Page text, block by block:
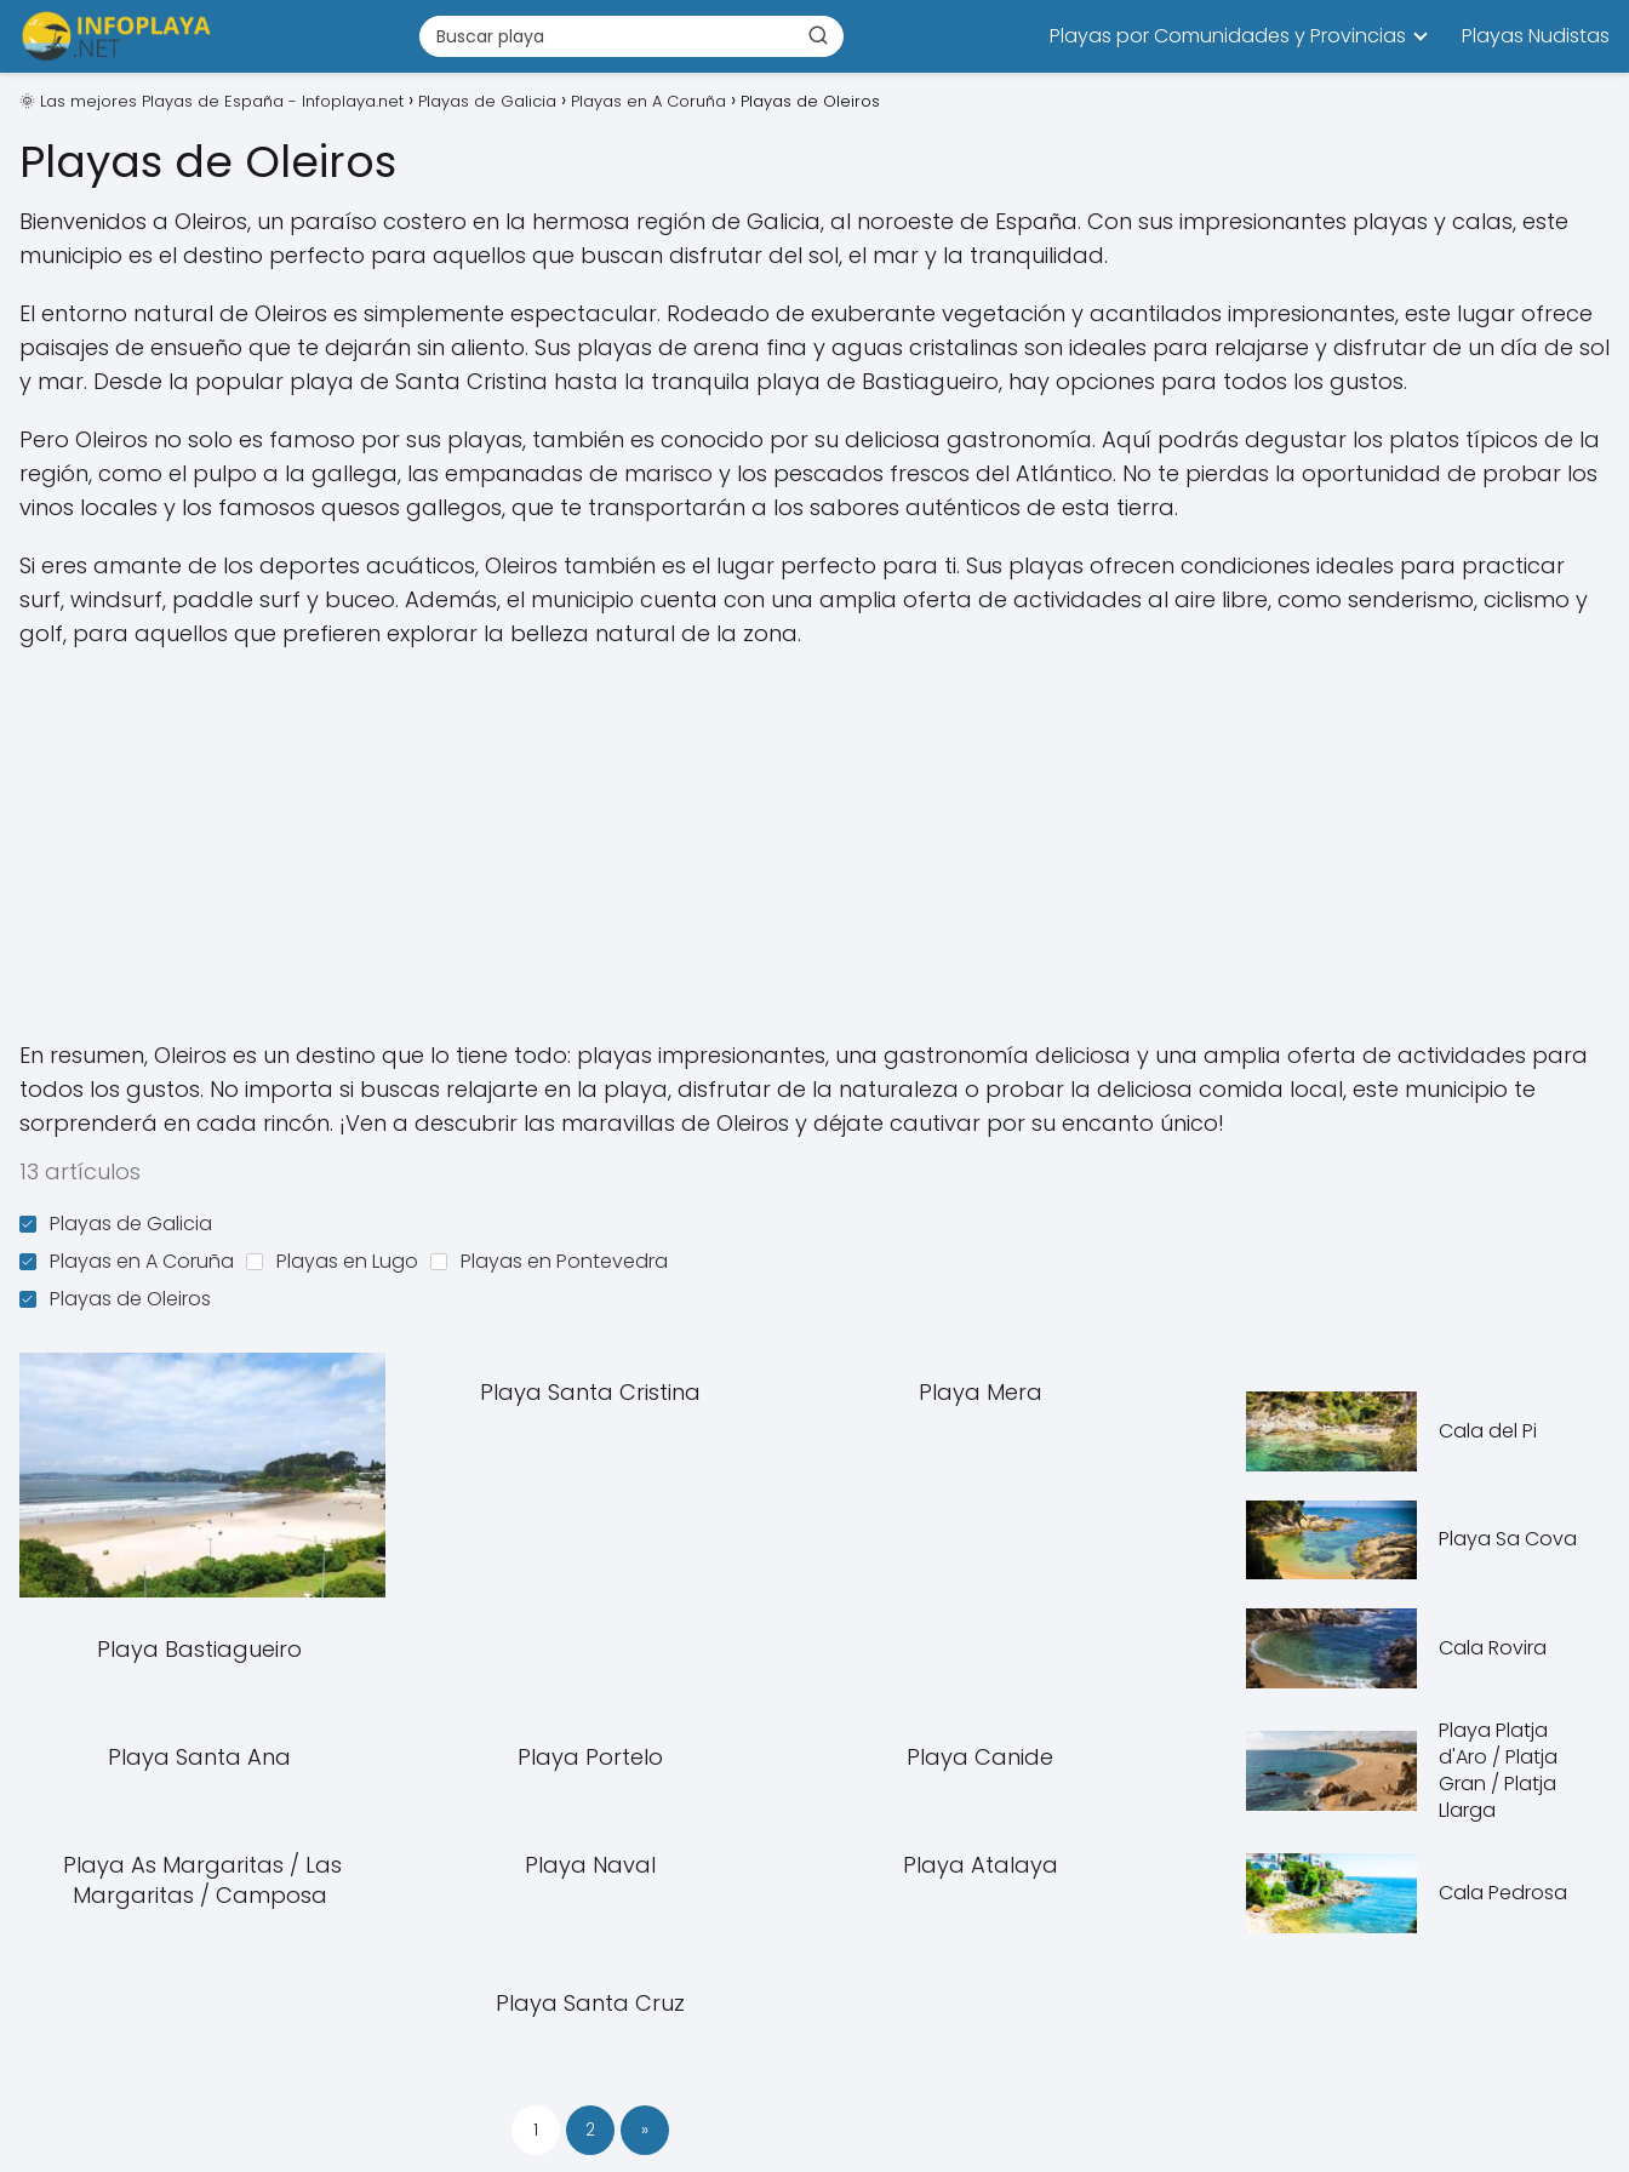
Playas por Comunidades y Provincias Playas Nudistas
🌞 Las mejores Playas de España - Infoplaya.net Playas de Galicia Playas en A Coruña Playas de Oleiros
Playas de Oleiros
Bienvenidos a Oleiros, un paraíso costero en la hermosa región de Galicia, al noroeste de España. Con sus impresionantes playas y calas, este
municipio es el destino perfecto para aquellos que buscan disfrutar del sol, el mar y la tranquilidad.
El entorno natural de Oleiros es simplemente espectacular. Rodeado de exuberante vegetación y acantilados impresionantes, este lugar ofrece
paisajes de ensueño que te dejarán sin aliento. Sus playas de arena fina y aguas cristalinas son ideales para relajarse y disfrutar de un día de sol
y mar. Desde la popular playa de Santa Cristina hasta la tranquila playa de Bastiagueiro, hay opciones para todos los gustos.
Pero Oleiros no solo es famoso por sus playas, también es conocido por su deliciosa gastronomía. Aquí podrás degustar los platos típicos de la
región, como el pulpo a la gallega, las empanadas de marisco y los pescados frescos del Atlántico. No te pierdas la oportunidad de probar los
vinos locales y los famosos quesos gallegos, que te transportarán a los sabores auténticos de esta tierra.
Si eres amante de los deportes acuáticos, Oleiros también es el lugar perfecto para ti. Sus playas ofrecen condiciones ideales para practicar
surf, windsurf, paddle surf y buceo. Además, el municipio cuenta con una amplia oferta de actividades al aire libre, como senderismo, ciclismo y
golf, para aquellos que prefieren explorar la belleza natural de la zona.
En resumen, Oleiros es un destino que lo tiene todo: playas impresionantes, una gastronomía deliciosa y una amplia oferta de actividades para
todos los gustos. No importa si buscas relajarte en la playa, disfrutar de la naturaleza o probar la deliciosa comida local, este municipio te
sorprenderá en cada rincón. ¡Ven a descubrir las maravillas de Oleiros y déjate cautivar por su encanto único!
13 artículos
Playas de Galicia
Playas en A Coruña
Playas en Lugo
Playas en Pontevedra
Playas de Oleiros
Playa Bastiagueiro
Playa Santa Cristina Playa Mera
Playa Santa Ana Playa Portelo Playa Canide
Playa As Margaritas / Las
Margaritas / Camposa
Playa Naval Playa Atalaya
Playa Santa Cruz
1 2 »
Cala del Pi
Playa Sa Cova
Cala Rovira
Playa Platja
d'Aro / Platja
Gran / Platja
Llarga
Cala Pedrosa